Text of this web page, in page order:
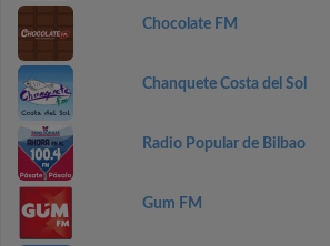
Chocolate FM
Chanquete Costa del Sol
Radio Popular de Bilbao
Gum FM